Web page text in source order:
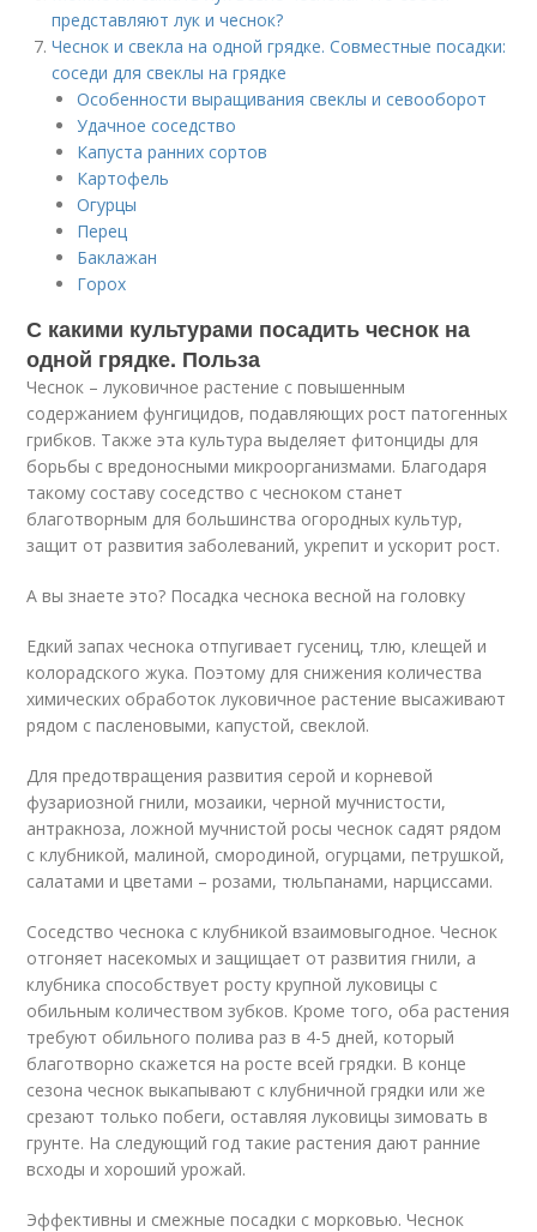
представляют лук и чеснок?
Чеснок и свекла на одной грядке. Совместные посадки:
соседи для свеклы на грядке
Особенности выращивания свеклы и севооборот
Удачное соседство
Капуста ранних сортов
Картофель
Огурцы
Перец
Баклажан
Горох
С какими культурами посадить чеснок на
одной грядке. Польза
Чеснок – луковичное растение с повышенным
содержанием фунгицидов, подавляющих рост патогенных
грибков. Также эта культура выделяет фитонциды для
борьбы с вредоносными микроорганизмами. Благодаря
такому составу соседство с чесноком станет
благотворным для большинства огородных культур,
защит от развития заболеваний, укрепит и ускорит рост.
А вы знаете это? Посадка чеснока весной на головку
Едкий запах чеснока отпугивает гусениц, тлю, клещей и
колорадского жука. Поэтому для снижения количества
химических обработок луковичное растение высаживают
рядом с пасленовыми, капустой, свеклой.
Для предотвращения развития серой и корневой
фузариозной гнили, мозаики, черной мучнистости,
антракноза, ложной мучнистой росы чеснок садят рядом
с клубникой, малиной, смородиной, огурцами, петрушкой,
салатами и цветами – розами, тюльпанами, нарциссами.
Соседство чеснока с клубникой взаимовыгодное. Чеснок
отгоняет насекомых и защищает от развития гнили, а
клубника способствует росту крупной луковицы с
обильным количеством зубков. Кроме того, оба растения
требуют обильного полива раз в 4-5 дней, который
благотворно скажется на росте всей грядки. В конце
сезона чеснок выкапывают с клубничной грядки или же
срезают только побеги, оставляя луковицы зимовать в
грунте. На следующий год такие растения дают ранние
всходы и хороший урожай.
Эффективны и смежные посадки с морковью. Чеснок